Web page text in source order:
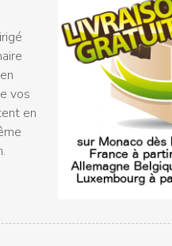
vos
en